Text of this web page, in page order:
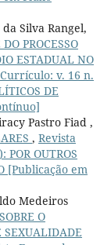
Silva Rangel,
PROCESSO
ESTADUAL NO
v. 16 n.
DE
Pastro Fiad ,
, Revista
OUTROS
[Publicação em
Medeiros
O
SEXUALIDADE